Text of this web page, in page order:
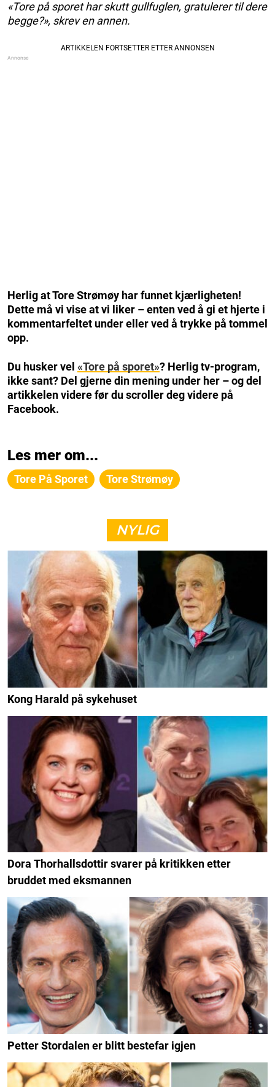
«Tore på sporet har skutt gullfuglen, gratulerer til dere
begge?», skrev en annen.
Herlig at Tore Strømøy har funnet kjærligheten!
Dette må vi vise at vi liker – enten ved å gi et hjerte i
kommentarfeltet under eller ved å trykke på tommel
opp.
Du husker vel «Tore på sporet»? Herlig tv-program,
ikke sant? Del gjerne din mening under her – og del
artikkelen videre før du scroller deg videre på
Facebook.
Les mer om...
Tore På Sporet Tore Strømøy
NYLIG
Kong Harald på sykehuset
Dora Thorhallsdottir svarer på kritikken etter
bruddet med eksmannen
Petter Stordalen er blitt bestefar igjen